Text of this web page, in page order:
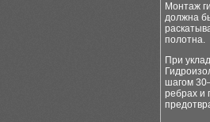
Монтаж
должна
полотна.
При
шагом
ребрах и